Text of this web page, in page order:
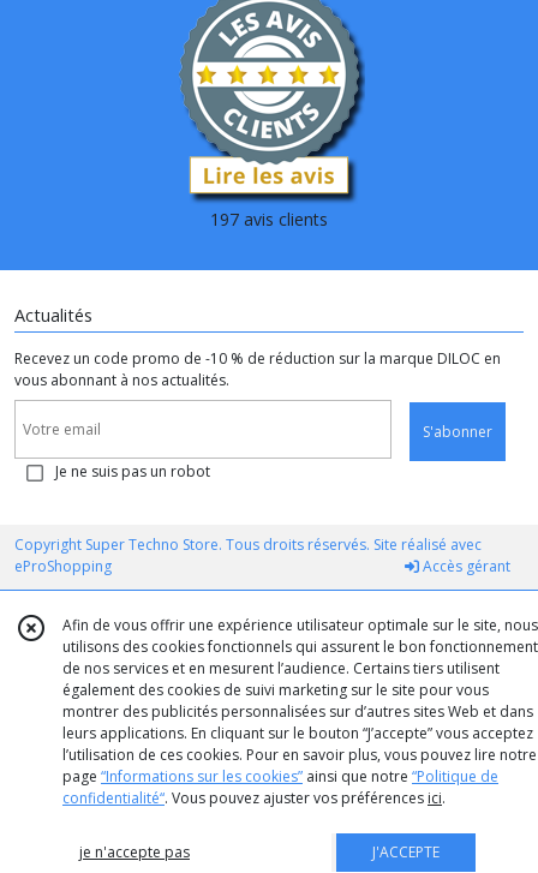
197 avis clients
Actualités
Recevez un code promo de -10 % de réduction sur la marque DILOC en
vous abonnant à nos actualités.
S'abonner
Je ne suis pas un robot
Copyright Super Techno Store. Tous droits réservés. Site réalisé avec
eProShopping
Accès gérant
Afin de vous offrir une expérience utilisateur optimale sur le site, nous
utilisons des cookies fonctionnels qui assurent le bon fonctionnement
de nos services et en mesurent l’audience. Certains tiers utilisent
également des cookies de suivi marketing sur le site pour vous
montrer des publicités personnalisées sur d’autres sites Web et dans
leurs applications. En cliquant sur le bouton “J’accepte” vous acceptez
l’utilisation de ces cookies. Pour en savoir plus, vous pouvez lire notre
page “Informations sur les cookies” ainsi que notre “Politique de
confidentialité“. Vous pouvez ajuster vos préférences ici.
je n'accepte pas J'ACCEPTE